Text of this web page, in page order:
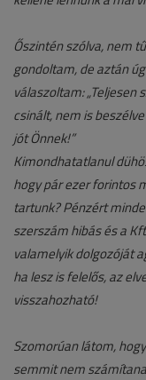
Őszintén szólva, nem
gondoltam, de aztán
válaszoltam: „Teljesen
csinált, nem is
jót Önnek!”
Kimondhatatlanul
hogy pár ezer forintos
tartunk? Pénzért
szerszám hibás és a
valamelyik dolgozóját
ha lesz is felelős, az
visszahozható!
Szomorúan látom,
semmit nem